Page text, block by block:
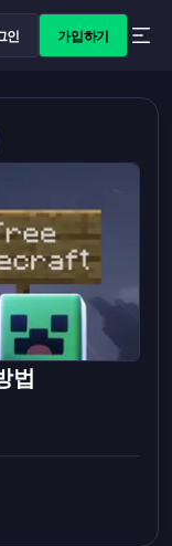
인 가입하기
법